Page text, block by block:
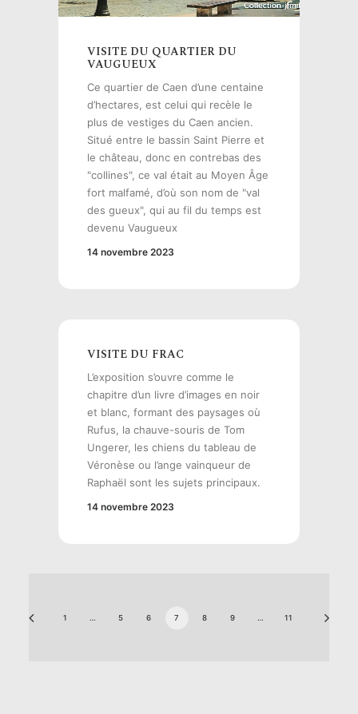
VISITE DU QUARTIER DU
VAUGUEUX
Ce quartier de Caen d’une centaine
d’hectares, est celui qui recèle le
plus de vestiges du Caen ancien.
Situé entre le bassin Saint Pierre et
le château, donc en contrebas des
"collines", ce val était au Moyen Âge
fort malfamé, d’où son nom de "val
des gueux", qui au fil du temps est
devenu Vaugueux
14 novembre 2023
VISITE DU FRAC
L’exposition s’ouvre comme le
chapitre d’un livre d’images en noir
et blanc, formant des paysages où
Rufus, la chauve-souris de Tom
Ungerer, les chiens du tableau de
Véronèse ou l’ange vainqueur de
Raphaël sont les sujets principaux.
14 novembre 2023
1 … 5 6 7 8 9 … 11